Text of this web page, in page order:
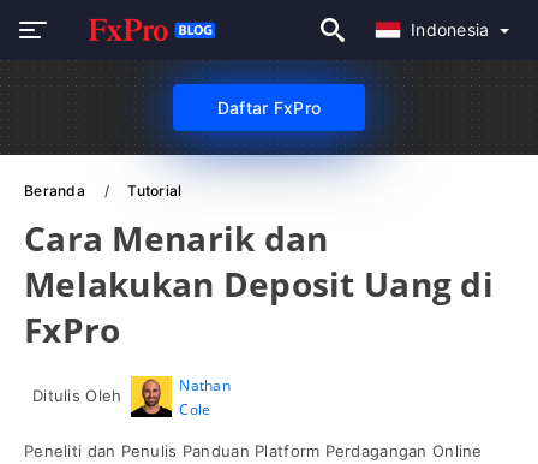
Indonesia
Daftar FxPro
Beranda Tutorial
Cara Menarik dan
Melakukan Deposit Uang di
FxPro
Ditulis Oleh
Nathan
Cole
Peneliti dan Penulis Panduan Platform Perdagangan Online